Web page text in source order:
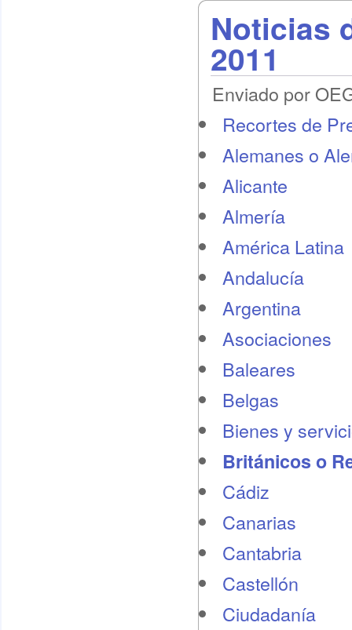
Noticias
2011
Enviado por
Recortes de
Alemanes o
Alicante
Almería
América Latina
Andalucía
Argentina
Asociaciones
Baleares
Belgas
Bienes y
Británicos o
Cádiz
Canarias
Cantabria
Castellón
Ciudadanía